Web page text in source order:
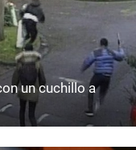
un cuchillo a